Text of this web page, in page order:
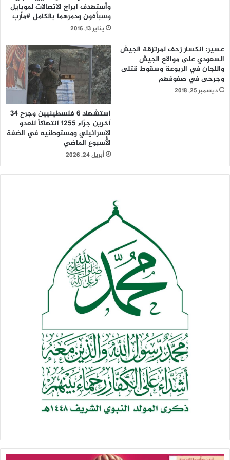
وأستهدف ابراج الاتصالات لموبايل
وسبأفون ودمرهما بالكامل #مأرب
يناير 13, 2016
عسير: انكسار زحف لمرتزقة الجيش
السعودي على مواقع الجيش
واللجان في الربوعة وسقوط قتلى
وجرحى في صفوفهم
ديسمبر 25, 2018
استشهاد 6 فلسطينيين وجرح 34
آخرين جرّاء 1255 انتهاكاً للعدو
الإسرائيلي ومستوطنيه في الضفة
الأسبوع الماضي
أبريل 24, 2026